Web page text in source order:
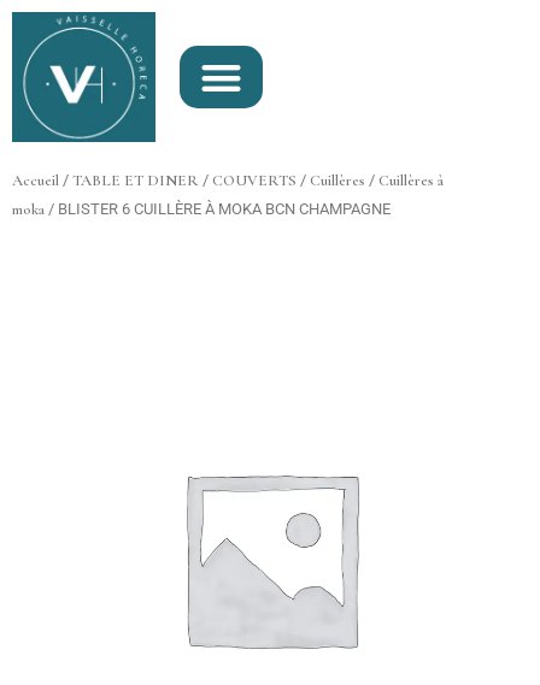
Aller
contenu
Accueil / TABLE ET DINER / COUVERTS / Cuillères / Cuillères à
moka / BLISTER 6 CUILLÈRE À MOKA BCN CHAMPAGNE